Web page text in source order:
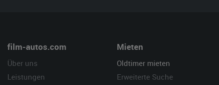
film-autos.com
Über uns
Leistungen
Mieten
Oldtimer mieten
Erweiterte Suche